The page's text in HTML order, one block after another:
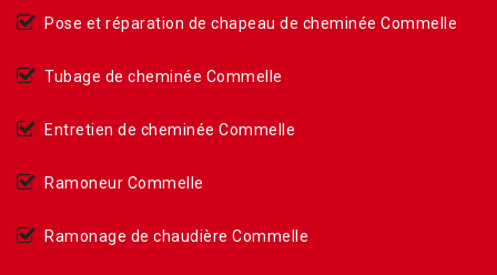
Pose et réparation de chapeau de cheminée Commelle
Tubage de cheminée Commelle
Entretien de cheminée Commelle
Ramoneur Commelle
Ramonage de chaudière Commelle